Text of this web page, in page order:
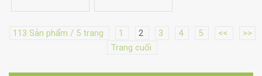
113 Sản phẩm / 5 trang 1 2 3 4 5 <<
>>
Trang cuối